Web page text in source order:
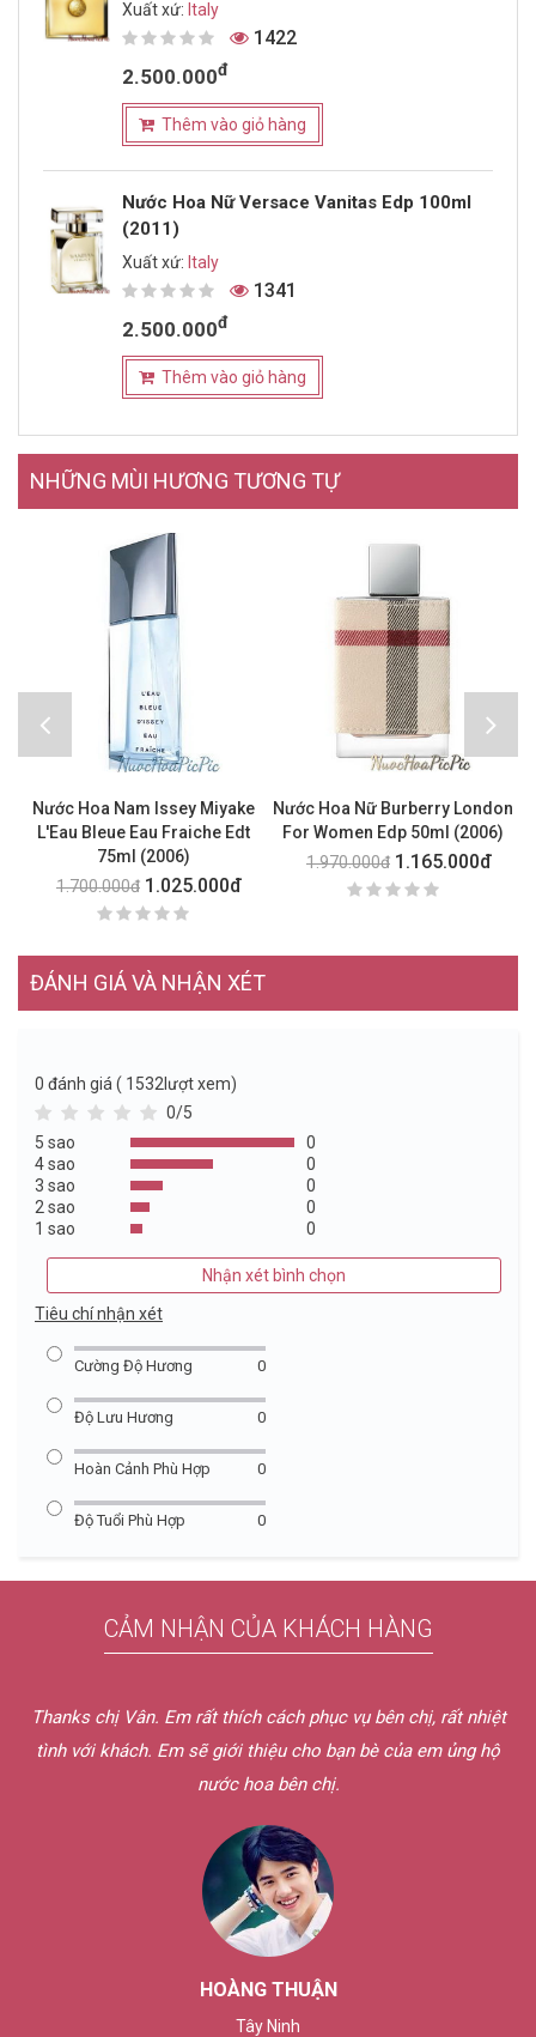
Xuất xứ: Italy
1422
2.500.000đ
Thêm vào giỏ hàng
Nước Hoa Nữ Versace Vanitas Edp 100ml
(2011)
Xuất xứ: Italy
1341
2.500.000đ
Thêm vào giỏ hàng
NHỮNG MÙI HƯƠNG TƯƠNG TỰ
Nước Hoa Nam Issey Miyake
L'Eau Bleue Eau Fraiche Edt
75ml (2006)
1.700.000đ 1.025.000đ
Nước Hoa Nữ Burberry London
For Women Edp 50ml (2006)
1.970.000đ 1.165.000đ
ĐÁNH GIÁ VÀ NHẬN XÉT
0 đánh giá ( 1532lượt xem)
0/5
5 sao
0
4 sao
0
3 sao
0
2 sao
0
1 sao
0
Nhận xét bình chọn
Tiêu chí nhận xét
Cường Độ Hương 0
Độ Lưu Hương 0
Hoàn Cảnh Phù Hợp 0
Độ Tuổi Phù Hợp 0
CẢM NHẬN CỦA KHÁCH HÀNG
Thanks chị Vân. Em rất thích cách phục vụ bên chị, rất nhiệt
tình với khách. Em sẽ giới thiệu cho bạn bè của em ủng hộ
nước hoa bên chị.
HOÀNG THUẬN
Tây Ninh